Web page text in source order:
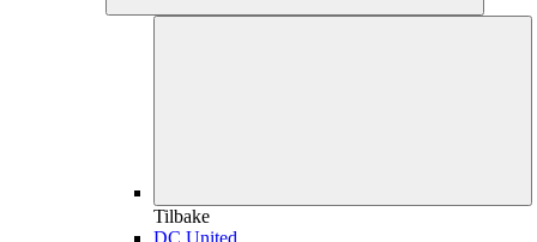
Tilbake
DC United